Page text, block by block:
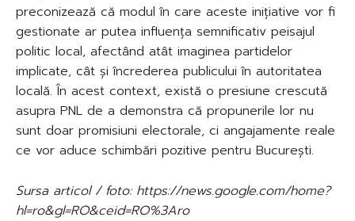
preconizează că modul în care aceste inițiative vor fi
gestionate ar putea influența semnificativ peisajul
politic local, afectând atât imaginea partidelor
implicate, cât și încrederea publicului în autoritatea
locală. În acest context, există o presiune crescută
asupra PNL de a demonstra că propunerile lor nu
sunt doar promisiuni electorale, ci angajamente reale
ce vor aduce schimbări pozitive pentru București.
Sursa articol / foto: https://news.google.com/home?
hl=ro&gl=RO&ceid=RO%3Aro